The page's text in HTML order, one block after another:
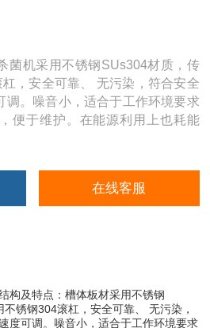
菌机采用不锈钢SUs304材质，传
，安全可靠、 无污染，符合安全
调。噪音小，适合于工作环境要求
便于维护。在能源利用上也耗能
在线客服
构及特点：槽体板材采用不锈钢
锈钢304滚杠，安全可靠、 无污染，
度可调。噪音小，适合于工作环境要求